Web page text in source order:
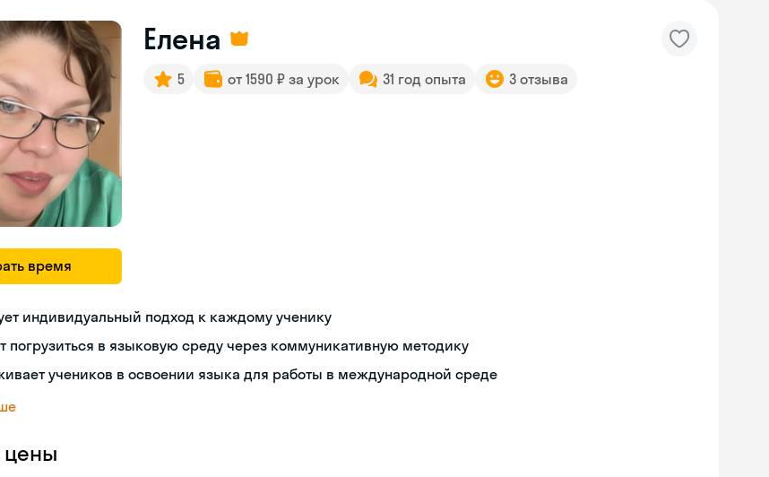
время
Елена
5 от 1590 ₽ за урок 31 год опыта 3 отзыва
индивидуальный подход к каждому ученику
погрузиться в языковую среду через коммуникативную методику
учеников в освоении языка для работы в международной среде
цены